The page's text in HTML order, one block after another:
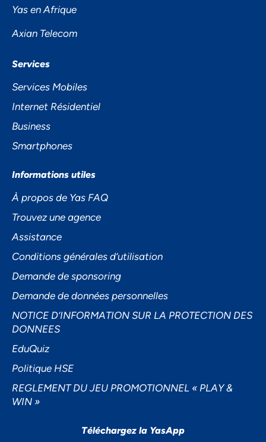
Yas en Afrique
Axian Telecom
Services
Services Mobiles
Internet Résidentiel
Business
Smartphones
Informations utiles
À propos de Yas FAQ
Trouvez une agence
Assistance
Conditions générales d’utilisation
Demande de sponsoring
Demande de données personnelles
NOTICE D’INFORMATION SUR LA PROTECTION DES
DONNEES
EduQuiz
Politique HSE
REGLEMENT DU JEU PROMOTIONNEL « PLAY &
WIN »
Téléchargez la YasApp
PRIVÉE
Préférences